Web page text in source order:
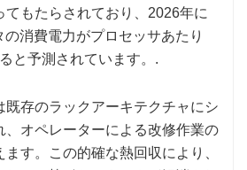
てもたらされており、2026年に
消費電力がプロセッサあたり
と予測されています。.
既存のラックアーキテクチャにシ
、オペレーターによる改修作業の
す。この的確な熱回収により、